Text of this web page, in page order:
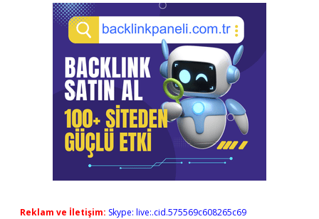
Reklam ve İletişim: Skype: live:.cid.575569c608265c69